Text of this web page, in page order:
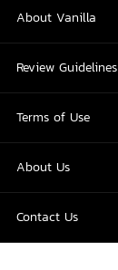
About Vanilla
Review Guidelines
Terms of Use
About Us
Contact Us